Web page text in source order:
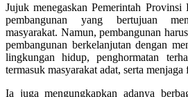
Jujuk menegaskan Pemerintah Provinsi
pembangunan yang bertujuan
masyarakat. Namun, pembangunan
pembangunan berkelanjutan dengan
lingkungan hidup, penghormatan
termasuk masyarakat adat, serta menjaga
Ia juga mengungkapkan adanya